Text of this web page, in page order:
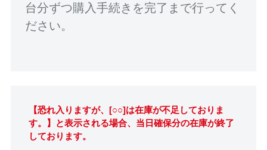
台分ずつ購入手続きを完了まで行ってく
ださい。
【恐れ入りますが、[○○]は在庫が不足しておりま
す。】と表示される場合、当日確保分の在庫が終了
しております。